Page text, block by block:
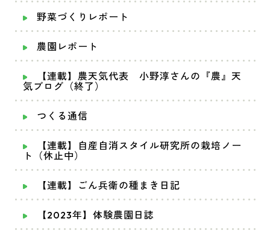
野菜づくりレポート
農園レポート
【連載】農天気代表 小野淳さんの『農』天
気ブログ（終了）
つくる通信
【連載】自産自消スタイル研究所の栽培ノー
ト（休止中）
【連載】ごん兵衛の種まき日記
【2023年】体験農園日誌